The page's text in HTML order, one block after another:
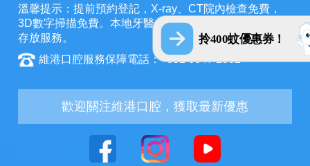
拎400蚊優惠券！
溫馨提示：提前預約登記，X-ray、CT院內檢查免費，
3D數字掃描免費。本地牙醫，放心睇牙。另有速遞代收
存放服務。
維港口腔服務保障電話：+852 6847 2582
歡迎關注維港口腔，獲取最新優惠